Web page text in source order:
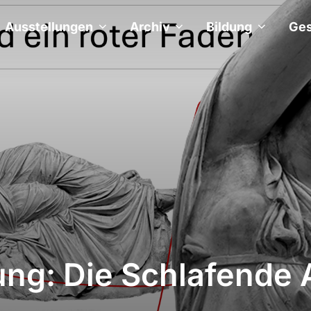
Ausstellungen Archiv Bildung
Die Schlafende